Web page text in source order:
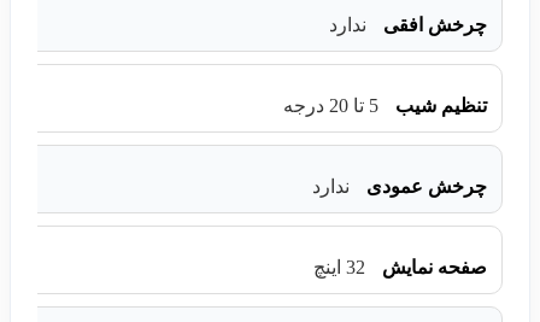
چرخش افقی ندارد
تنظیم شیب 5 تا 20 درجه
چرخش عمودی ندارد
صفحه نمایش 32 اینچ